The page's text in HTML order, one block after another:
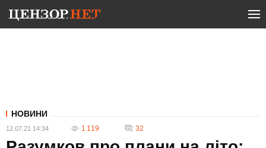
НОВИНИ
12.07.21 14:34 1 119 32